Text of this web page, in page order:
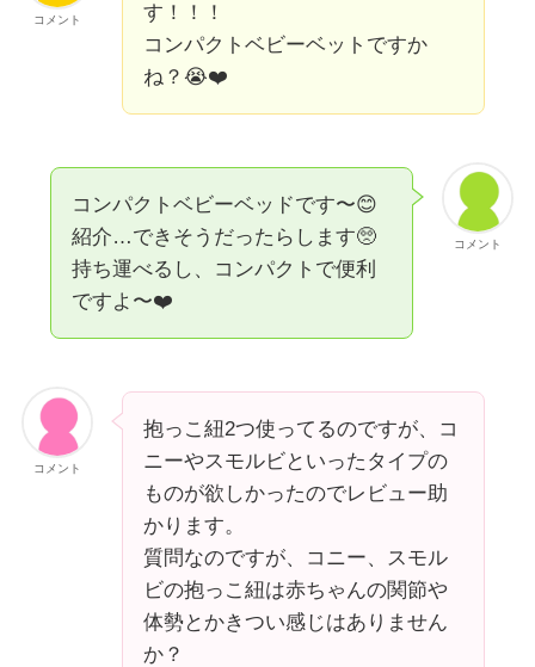
コメント
す！！！
コンパクトベビーベットですか
ね？😭❤️
コメント
コンパクトベビーベッドです〜😊
紹介…できそうだったらします🥺
持ち運べるし、コンパクトで便利
ですよ〜❤️
コメント
抱っこ紐2つ使ってるのですが、コ
ニーやスモルビといったタイプの
ものが欲しかったのでレビュー助
かります。
質問なのですが、コニー、スモル
ビの抱っこ紐は赤ちゃんの関節や
体勢とかきつい感じはありません
か？